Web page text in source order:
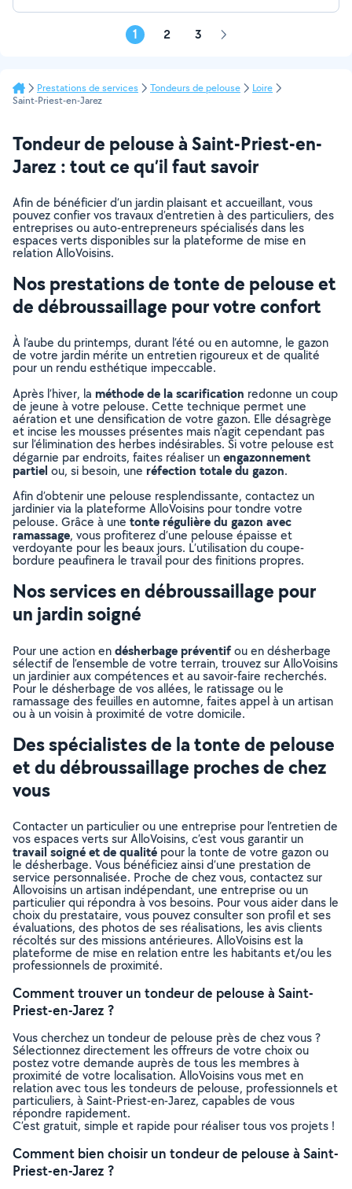
1 2 3 Page
Prestations de services Tondeurs de pelouse
Loire
Saint-Priest-en-Jarez
Tondeur de pelouse à Saint-Priest-en-
Jarez : tout ce qu’il faut savoir
Afin de bénéficier d’un jardin plaisant et accueillant, vous
pouvez confier vos travaux d’entretien à des particuliers, des
entreprises ou auto-entrepreneurs spécialisés dans les
espaces verts disponibles sur la plateforme de mise en
relation AlloVoisins.
Nos prestations de tonte de pelouse et
de débroussaillage pour votre confort
À l’aube du printemps, durant l’été ou en automne, le gazon
de votre jardin mérite un entretien rigoureux et de qualité
pour un rendu esthétique impeccable.
Après l’hiver, la méthode de la scarification redonne un coup
de jeune à votre pelouse. Cette technique permet une
aération et une densification de votre gazon. Elle désagrège
et incise les mousses présentes mais n’agit cependant pas
sur l’élimination des herbes indésirables. Si votre pelouse est
dégarnie par endroits, faites réaliser unengazonnement
partiel ou, si besoin, une réfection totale du gazon.
Afin d’obtenir une pelouse resplendissante, contactez un
jardinier via la plateforme AlloVoisins pour tondre votre
pelouse. Grâce à une tonte régulière du gazon avec
ramassage, vous profiterez d’une pelouse épaisse et
verdoyante pour les beaux jours. L’utilisation du coupe-
bordure peaufinera le travail pour des finitions propres.
Nos services en débroussaillage pour
un jardin soigné
Pour une action endésherbage préventifou en désherbage
sélectif de l’ensemble de votre terrain, trouvez sur AlloVoisins
un jardinier aux compétences et au savoir-faire recherchés.
Pour le désherbage de vos allées, le ratissage ou le
ramassage des feuilles en automne, faites appel à un artisan
ou à un voisin à proximité de votre domicile.
Des spécialistes de la tonte de pelouse
et du débroussaillage proches de chez
vous
Contacter un particulier ou une entreprise pour l’entretien de
vos espaces verts sur AlloVoisins, c’est vous garantir un
travail soigné et de qualité pour la tonte de votre gazon ou
le désherbage. Vous bénéficiez ainsi d’une prestation de
service personnalisée. Proche de chez vous, contactez sur
Allovoisins un artisan indépendant, une entreprise ou un
particulier qui répondra à vos besoins. Pour vous aider dans le
choix du prestataire, vous pouvez consulter son profil et ses
évaluations, des photos de ses réalisations, les avis clients
récoltés sur des missions antérieures. AlloVoisins est la
plateforme de mise en relation entre les habitants et/ou les
professionnels de proximité.
Comment trouver un tondeur de pelouse à Saint-
Priest-en-Jarez ?
Vous cherchez un tondeur de pelouse près de chez vous ?
Sélectionnez directement les offreurs de votre choix ou
postez votre demande auprès de tous les membres à
proximité de votre localisation. AlloVoisins vous met en
relation avec tous les tondeurs de pelouse, professionnels et
particuliers, à Saint-Priest-en-Jarez, capables de vous
répondre rapidement.
C’est gratuit, simple et rapide pour réaliser tous vos projets !
Comment bien choisir un tondeur de pelouse à Saint-
Priest-en-Jarez ?